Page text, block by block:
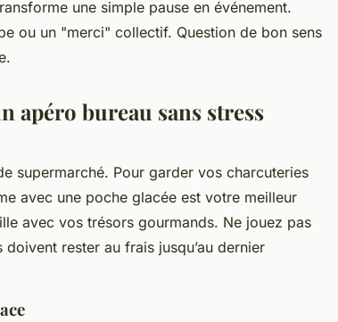
une simple pause en événement.
ou un "merci" collectif. Question de bon sens
apéro bureau sans stress
supermarché. Pour garder vos charcuteries
avec une poche glacée est votre meilleur
avec vos trésors gourmands. Ne jouez pas
rester au frais jusqu’au dernier